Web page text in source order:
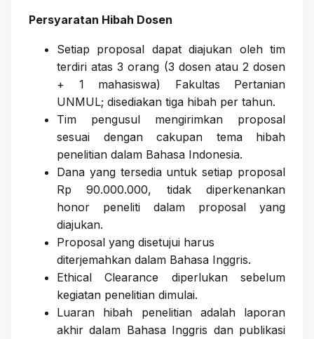
Persyaratan Hibah Dosen
Setiap proposal dapat diajukan oleh tim
terdiri atas 3 orang (3 dosen atau 2 dosen
+ 1 mahasiswa) Fakultas Pertanian
UNMUL; disediakan tiga hibah per tahun.
Tim pengusul mengirimkan proposal
sesuai dengan cakupan tema hibah
penelitian dalam Bahasa Indonesia.
Dana yang tersedia untuk setiap proposal
Rp 90.000.000, tidak diperkenankan
honor peneliti dalam proposal yang
diajukan.
Proposal yang disetujui harus
diterjemahkan dalam Bahasa Inggris.
Ethical Clearance diperlukan sebelum
kegiatan penelitian dimulai.
Luaran hibah penelitian adalah laporan
akhir dalam Bahasa Inggris dan publikasi